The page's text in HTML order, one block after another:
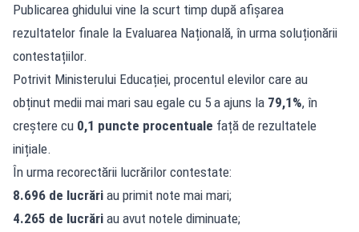
Publicarea ghidului vine la scurt timp după afișarea
rezultatelor finale la Evaluarea Națională, în urma soluționării
contestațiilor.
Potrivit Ministerului Educației, procentul elevilor care au
obținut medii mai mari sau egale cu 5 a ajuns la 79,1%, în
creștere cu 0,1 puncte procentuale față de rezultatele
inițiale.
În urma recorectării lucrărilor contestate:
8.696 de lucrări au primit note mai mari;
4.265 de lucrări au avut notele diminuate;